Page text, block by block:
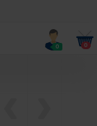
0 0